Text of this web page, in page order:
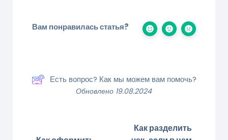
Вам понравилась статья?
Есть вопрос? Как мы можем вам помочь?
Обновлено 19.08.2024
Как разделить